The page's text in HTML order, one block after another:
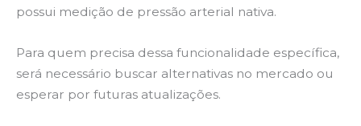
possui medição de pressão arterial nativa.
Para quem precisa dessa funcionalidade específica,
será necessário buscar alternativas no mercado ou
esperar por futuras atualizações.